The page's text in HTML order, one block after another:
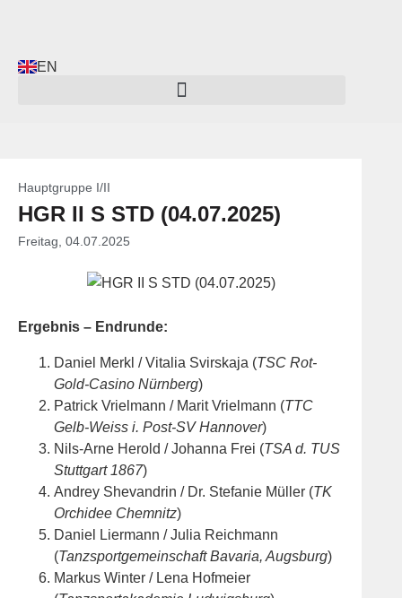
EN
Hauptgruppe I/II
HGR II S STD (04.07.2025)
Freitag, 04.07.2025
Ergebnis – Endrunde:
Daniel Merkl / Vitalia Svirskaja (TSC Rot-
Gold-Casino Nürnberg)
Patrick Vrielmann / Marit Vrielmann (TTC
Gelb-Weiss i. Post-SV Hannover)
Nils-Arne Herold / Johanna Frei (TSA d. TUS
Stuttgart 1867)
Andrey Shevandrin / Dr. Stefanie Müller (TK
Orchidee Chemnitz)
Daniel Liermann / Julia Reichmann
(Tanzsportgemeinschaft Bavaria, Augsburg)
Markus Winter / Lena Hofmeier